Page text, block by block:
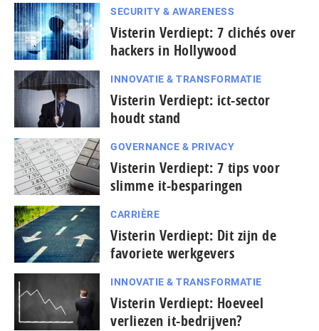
SECURITY & AWARENESS
Visterin Verdiept: 7 clichés over
hackers in Hollywood
INNOVATIE & TRANSFORMATIE
Visterin Verdiept: ict-sector
houdt stand
GOVERNANCE & PRIVACY
Visterin Verdiept: 7 tips voor
slimme it-besparingen
CARRIÈRE
Visterin Verdiept: Dit zijn de
favoriete werkgevers
INNOVATIE & TRANSFORMATIE
Visterin Verdiept: Hoeveel
verliezen it-bedrijven?